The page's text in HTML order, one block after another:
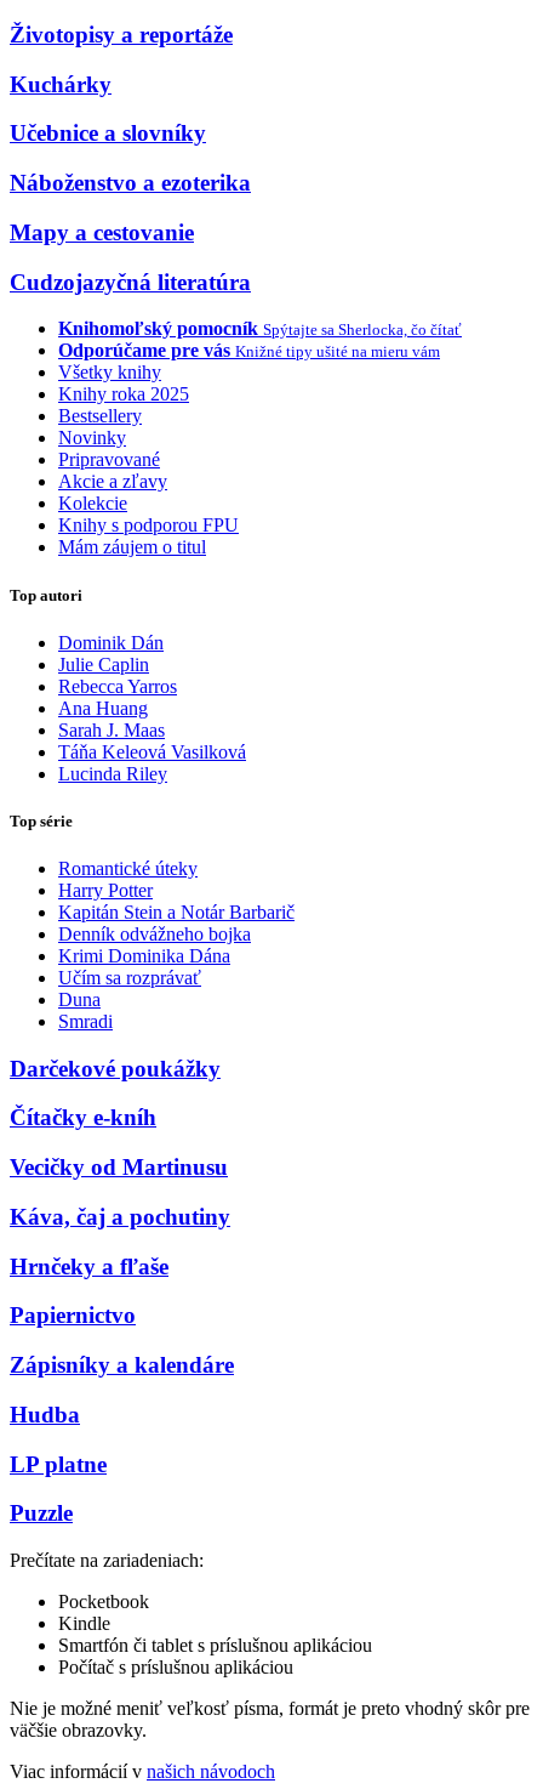
Životopisy a reportáže
Kuchárky
Učebnice a slovníky
Náboženstvo a ezoterika
Mapy a cestovanie
Cudzojazyčná literatúra
Knihomoľský pomocník Spýtajte sa Sherlocka, čo čítať
Odporúčame pre vás Knižné tipy ušité na mieru vám
Všetky knihy
Knihy roka 2025
Bestsellery
Novinky
Pripravované
Akcie a zľavy
Kolekcie
Knihy s podporou FPU
Mám záujem o titul
Top autori
Dominik Dán
Julie Caplin
Rebecca Yarros
Ana Huang
Sarah J. Maas
Táňa Keleová Vasilková
Lucinda Riley
Top série
Romantické úteky
Harry Potter
Kapitán Stein a Notár Barbarič
Denník odvážneho bojka
Krimi Dominika Dána
Učím sa rozprávať
Duna
Smradi
Darčekové poukážky
Čítačky e-kníh
Vecičky od Martinusu
Káva, čaj a pochutiny
Hrnčeky a fľaše
Papiernictvo
Zápisníky a kalendáre
Hudba
LP platne
Puzzle
Prečítate na zariadeniach:
Pocketbook
Kindle
Smartfón či tablet s príslušnou aplikáciou
Počítač s príslušnou aplikáciou
Nie je možné meniť veľkosť písma, formát je preto vhodný skôr pre
väčšie obrazovky.
Viac informácií v našich návodoch